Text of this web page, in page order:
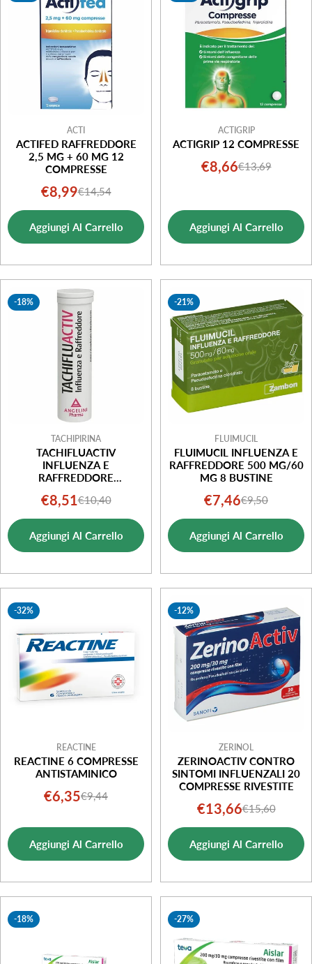
ACTI
ACTIFED RAFFREDDORE
2,5 MG + 60 MG 12
COMPRESSE
Prezzo
di
vendita
€8,99Prezzo
normale
€14,54
Aggiungi Al Carrello
ACTIGRIP
ACTIGRIP 12 COMPRESSE
Prezzo
vendita
€8,66Prezzo
€13,69
Aggiungi Al Carrello
-18%
TACHIPIRINA
TACHIFLUACTIV
INFLUENZA E
RAFFREDDORE
COMPRESSE
Prezzo
di
vendita
€8,51Prezzo
normale
€10,40
Aggiungi Al Carrello
-21%
FLUIMUCIL
FLUIMUCIL INFLUENZA E
RAFFREDDORE 500 MG/60
MG 8 BUSTINE
Prezzo
di
vendita
€7,46Prezzo
normale
€9,50
Aggiungi Al Carrello
-32%
REACTINE
REACTINE 6 COMPRESSE
ANTISTAMINICO
Prezzo
vendita
€6,35Prezzo
€9,44
Aggiungi Al Carrello
-12%
ZERINOL
ZERINOACTIV CONTRO
SINTOMI INFLUENZALI 20
COMPRESSE RIVESTITE
Prezzo
di
vendita
€13,66Prezzo
normale
€15,60
Aggiungi Al Carrello
-18% -27%